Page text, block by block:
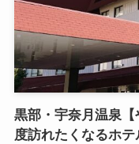
黒部・宇奈月温泉
度訪れたくなるホテ